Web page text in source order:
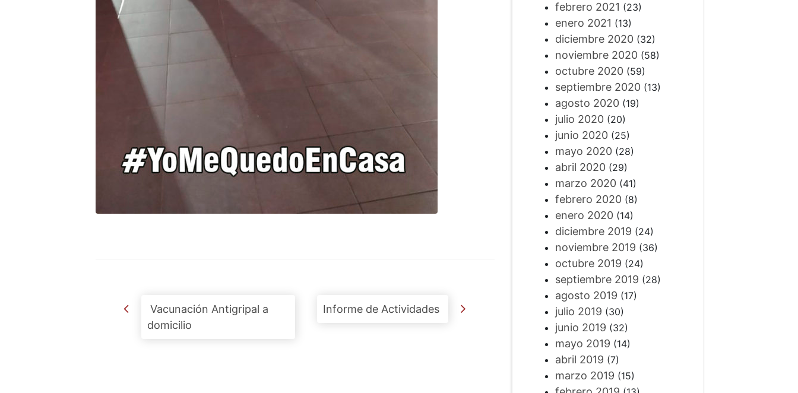
Post navigation
Vacunación Antigripal a
domicilio
Informe de Actividades
febrero 2021 (23)
enero 2021 (13)
diciembre 2020(32)
noviembre 2020(58)
octubre 2020(59)
septiembre 2020(13)
agosto 2020(19)
julio 2020(20)
junio 2020(25)
mayo 2020(28)
abril 2020(29)
marzo 2020(41)
febrero 2020(8)
enero 2020(14)
diciembre 2019 (24)
noviembre 2019 (36)
octubre 2019 (24)
septiembre 2019 (28)
agosto 2019 (17)
julio 2019 (30)
junio 2019 (32)
mayo 2019 (14)
abril 2019 (7)
marzo 2019 (15)